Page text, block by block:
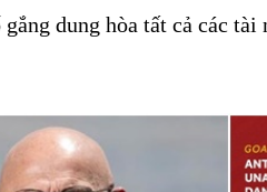
gắng dung hòa tất cả các